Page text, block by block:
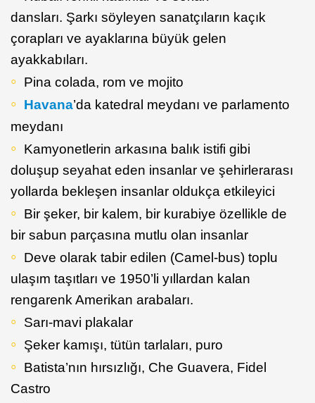
dansları. Şarkı söyleyen sanatçıların kaçık
çorapları ve ayaklarına büyük gelen
ayakkabıları.
Pina colada, rom ve mojito
Havana’da katedral meydanı ve parlamento
meydanı
Kamyonetlerin arkasına balık istifi gibi
doluşup seyahat eden insanlar ve şehirlerarası
yollarda bekleşen insanlar oldukça etkileyici
Bir şeker, bir kalem, bir kurabiye özellikle de
bir sabun parçasına mutlu olan insanlar
Deve olarak tabir edilen (Camel-bus) toplu
ulaşım taşıtları ve 1950’li yıllardan kalan
rengarenk Amerikan arabaları.
Sarı-mavi plakalar
Şeker kamışı, tütün tarlaları, puro
Batista’nın hırsızlığı, Che Guavera, Fidel
Castro